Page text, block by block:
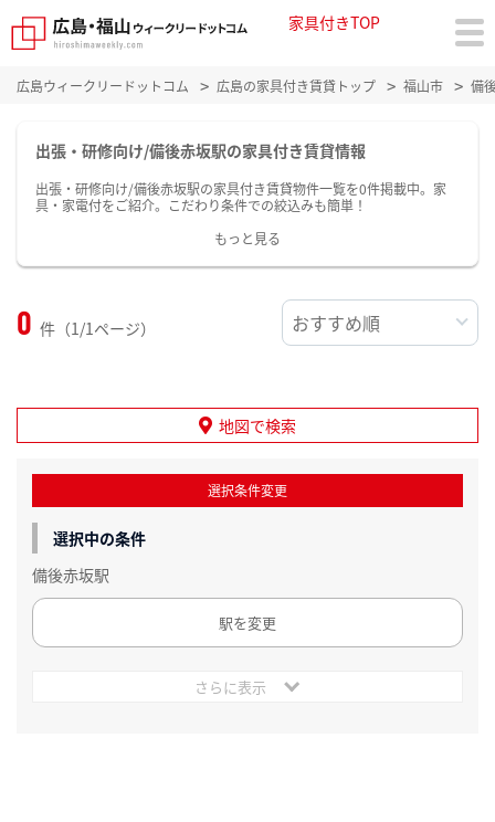
家具付きTOP
広島ウィークリードットコム 広島の家具付き賃貸トップ 福山市 備
出張・研修向け/備後赤坂駅の家具付き賃貸情報
出張・研修向け/備後赤坂駅の家具付き賃貸物件一覧を0件掲載中。家
具・家電付をご紹介。こだわり条件での絞込みも簡単！
もっと見る
0 件（1/1ページ）
地図で検索
選択条件変更
選択中の条件
備後赤坂駅
駅を変更
さらに表示